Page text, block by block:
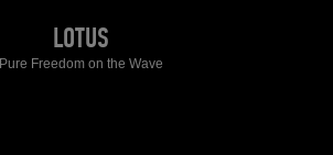
LOTUS
Pure Freedom on the Wave